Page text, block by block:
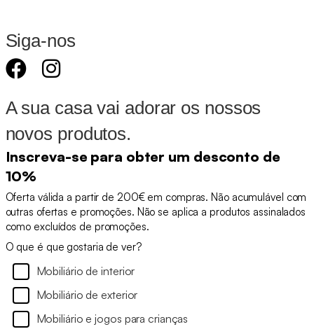
Siga-nos
A sua casa vai adorar os nossos
novos produtos.
Inscreva-se para obter um desconto de
10%
Oferta válida a partir de 200€ em compras. Não acumulável com
outras ofertas e promoções. Não se aplica a produtos assinalados
como excluídos de promoções.
O que é que gostaria de ver?
Mobiliário de interior
Mobiliário de exterior
Mobiliário e jogos para crianças